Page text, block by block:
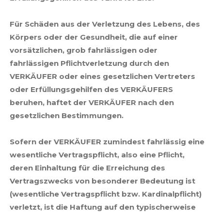
Für Schäden aus der Verletzung des Lebens, des
Körpers oder der Gesundheit, die auf einer
vorsätzlichen, grob fahrlässigen oder
fahrlässigen Pflichtverletzung durch den
VERKÄUFER oder eines gesetzlichen Vertreters
oder Erfüllungsgehilfen des VERKÄUFERS
beruhen, haftet der VERKÄUFER nach den
gesetzlichen Bestimmungen.
Sofern der VERKÄUFER zumindest fahrlässig eine
wesentliche Vertragspflicht, also eine Pflicht,
deren Einhaltung für die Erreichung des
Vertragszwecks von besonderer Bedeutung ist
(wesentliche Vertragspflicht bzw. Kardinalpflicht)
verletzt, ist die Haftung auf den typischerweise